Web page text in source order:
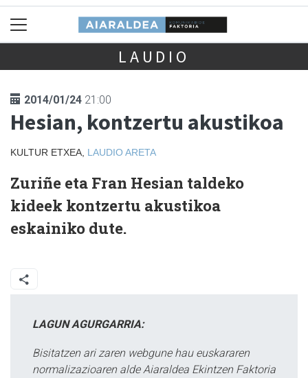
LAUDIO
2014/01/24 21:00
Hesian, kontzertu akustikoa
KULTUR ETXEA, LAUDIOARETA
Zuriñe eta Fran Hesian taldeko
kideek kontzertu akustikoa
eskainiko dute.
LAGUN AGURGARRIA:
Bisitatzen ari zaren webgune hau euskararen
normalizazioaren alde Aiaraldea Ekintzen Faktoria